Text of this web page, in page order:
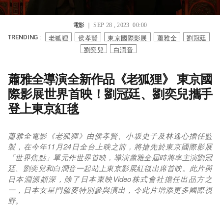
電影｜ SEP 28 , 2023 00:00
TRENDING : 老狐狸 侯孝賢 東京國際影展 蕭雅全
劉冠廷
劉奕兒
白潤音
蕭雅全導演全新作品《老狐狸》 東京國
際影展世界首映！劉冠廷、劉奕兒攜手
登上東京紅毯
蕭雅全電影《老狐狸》由侯孝賢、小坂史子及林逸心擔任監
製，在今年11月24日全台上映之前，將搶先於東京國際影展
「世界焦點」單元作世界首映，導演蕭雅全屆時將率主演劉冠
廷、劉奕兒和白潤音一起站上東京影展紅毯出席首映。此片與
日本淵源頗深，除了日本東映Video株式會社擔任出品方之
一，日本女星門脇麥特別參與演出，令此片增添更多國際視
野。